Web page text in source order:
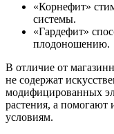
«Корнефит»
системы.
«Гардефит»
плодоношению.
В отличие от
не содержат
модифицированных
растения, а помогают
условиям.